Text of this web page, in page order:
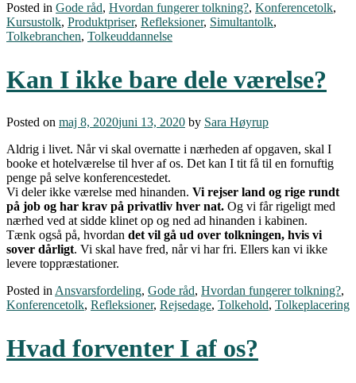
Posted in Gode råd, Hvordan fungerer tolkning?, Konferencetolk,
Kursustolk, Produktpriser, Refleksioner, Simultantolk,
Tolkebranchen, Tolkeuddannelse
Kan I ikke bare dele værelse?
Posted on maj 8, 2020juni 13, 2020 by Sara Høyrup
Aldrig i livet. Når vi skal overnatte i nærheden af opgaven, skal I
booke et hotelværelse til hver af os. Det kan I tit få til en fornuftig
penge på selve konferencestedet.
Vi deler ikke værelse med hinanden. Vi rejser land og rige rundt
på job og har krav på privatliv hver nat. Og vi får rigeligt med
nærhed ved at sidde klinet op og ned ad hinanden i kabinen.
Tænk også på, hvordan det vil gå ud over tolkningen, hvis vi
sover dårligt. Vi skal have fred, når vi har fri. Ellers kan vi ikke
levere toppræstationer.
Posted in Ansvarsfordeling, Gode råd, Hvordan fungerer tolkning?,
Konferencetolk, Refleksioner, Rejsedage, Tolkehold, Tolkeplacering
Hvad forventer I af os?